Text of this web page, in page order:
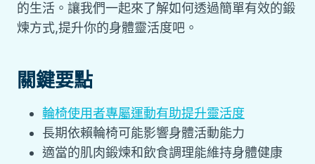
的生活。讓我們一起來了解如何透過簡單有效的鍛
煉方式,提升你的身體靈活度吧。
關鍵要點
輪椅使用者專屬運動有助提升靈活度
長期依賴輪椅可能影響身體活動能力
適當的肌肉鍛煉和飲食調理能維持身體健康